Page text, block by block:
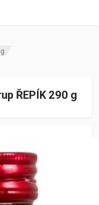
ŘEPÍK 290 g